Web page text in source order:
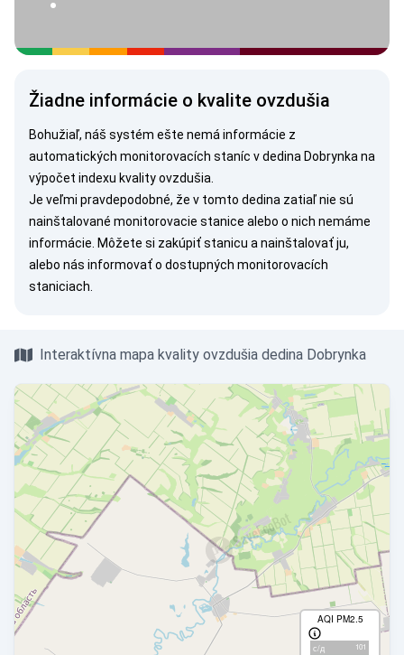
Žiadne informácie o kvalite ovzdušia
Bohužiaľ, náš systém ešte nemá informácie z
automatických monitorovacích staníc v dedina Dobrynka na
výpočet indexu kvality ovzdušia.
Je veľmi pravdepodobné, že v tomto dedina zatiaľ nie sú
nainštalované monitorovacie stanice alebo o nich nemáme
informácie. Môžete si zakúpiť stanicu a nainštalovať ju,
alebo nás informovaťo dostupných monitorovacích
staniciach.
Interaktívna mapa kvality ovzdušia dedina Dobrynka
AQI PM2.5
с/д 101